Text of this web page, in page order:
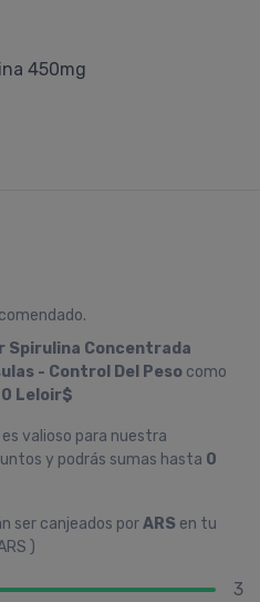
450mg
Spirulina Concentrada
- Control Del Peso como
0 Leloir$
valioso para nuestra
y podrás sumas hasta 0
ser canjeados porARS en tu
)
3